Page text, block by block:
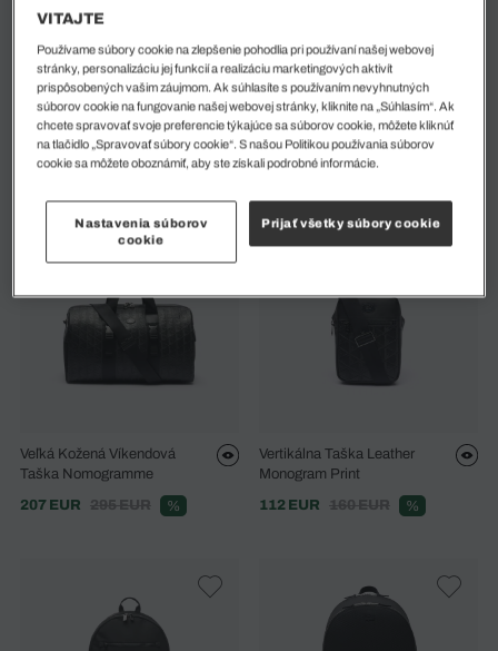
Kožený Batoh Ossian
216 EUR
270 EUR %
60 EUR 85 EUR %
Veľká Kožená Víkendová
Taška Nomogramme
207 EUR
295 EUR %
Vertikálna Taška Leather
Monogram Print
112 EUR
160 EUR %
VITAJTE
Používame súbory cookie na zlepšenie pohodlia pri používaní našej webovej
stránky, personalizáciu jej funkcií a realizáciu marketingových aktivít
prispôsobených vašim záujmom. Ak súhlasíte s používaním nevyhnutných
súborov cookie na fungovanie našej webovej stránky, kliknite na „Súhlasím“. Ak
chcete spravovať svoje preferencie týkajúce sa súborov cookie, môžete kliknúť
na tlačidlo „Spravovať súbory cookie“. S našou Politikou používania súborov
cookie sa môžete oboznámiť, aby ste získali podrobné informácie.
Nastavenia súborov
cookie
Prijať všetky súbory cookie